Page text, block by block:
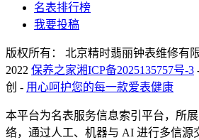
名表排行榜
我要投稿
版权所有： 北京精时翡丽钟表维修有
2022 保养之家湘ICP备2025135757号-3
创 - 用心呵护您的每一款爱表健康
本平台为名表服务信息索引平台，所
络，通过人工、机器与 AI 进行多信源